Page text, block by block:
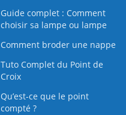
Guide complet : Comment
choisir sa lampe ou lampe
Comment broder une nappe
Tuto Complet du Point de
Croix
Qu’est-ce que le point
compté ?